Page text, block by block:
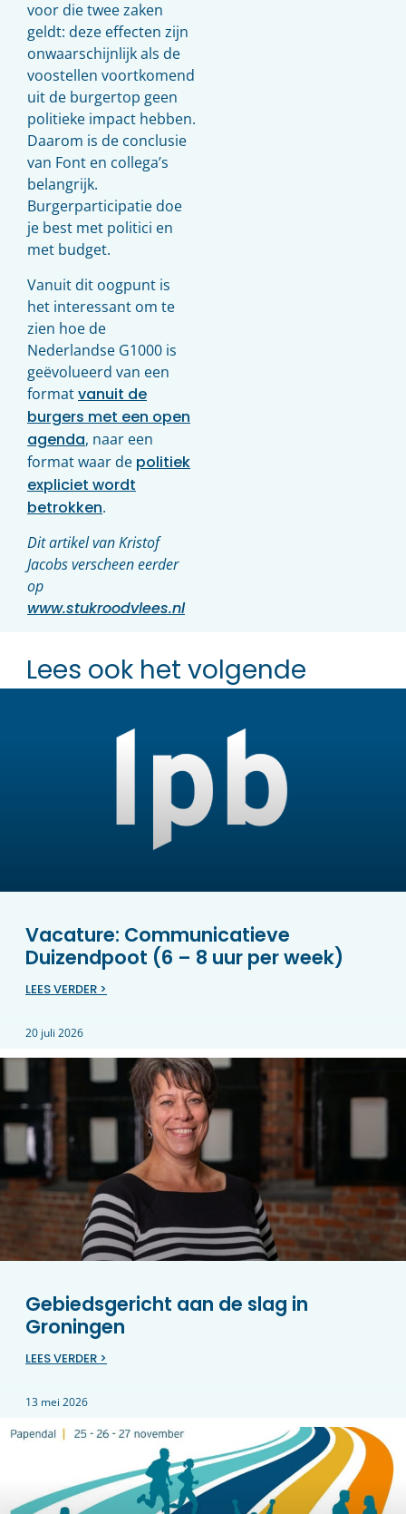
voor die twee zaken
geldt: deze effecten zijn
onwaarschijnlijk als de
voostellen voortkomend
uit de burgertop geen
politieke impact hebben.
Daarom is de conclusie
van Font en collega’s
belangrijk.
Burgerparticipatie doe
je best met politici en
met budget.
Vanuit dit oogpunt is
het interessant om te
zien hoe de
Nederlandse G1000 is
geëvolueerd van een
formatvanuit de
burgers met een open
agenda, naar een
format waar de politiek
expliciet wordt
betrokken.
Dit artikel van Kristof
Jacobs verscheen eerder
op
www.stukroodvlees.nl
Lees ook het volgende
Vacature: Communicatieve
Duizendpoot (6 – 8 uur per week)
LEES VERDER >
20 juli 2026
Gebiedsgericht aan de slag in
Groningen
LEES VERDER >
13 mei 2026